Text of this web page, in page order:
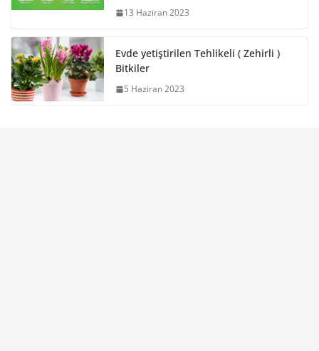
13 Haziran 2023
Evde yetiştirilen Tehlikeli ( Zehirli )
Bitkiler
5 Haziran 2023